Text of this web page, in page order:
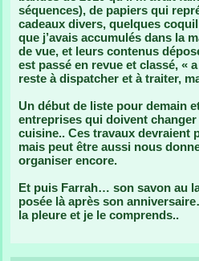
séquences), de papiers qui
cadeaux divers, quelques
que j’avais accumulés dans la
de vue, et leurs contenus
est passé en revue et classé, «
reste à dispatcher et à traiter,
Un début de liste pour demain
entreprises qui doivent
cuisine.. Ces travaux devraient
mais peut être aussi nous
organiser encore.
Et puis Farrah… son savon au
posée là après son
la pleure et je le comprends..